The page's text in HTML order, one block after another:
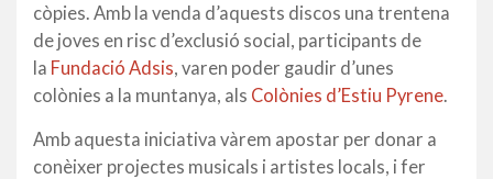
còpies. Amb la venda d’aquests discos una trentena
de joves en risc d’exclusió social, participants de
la Fundació Adsis, varen poder gaudir d’unes
colònies a la muntanya, als Colònies d’Estiu Pyrene.
Amb aquesta iniciativa vàrem apostar per donar a
conèixer projectes musicals i artistes locals, i fer